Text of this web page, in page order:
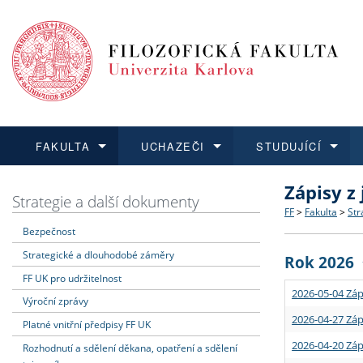
FAKULTA
Dozvědět se více
Struktura
Strategie
Podpora
UCHAZEČI
Podat přihlášku
Co
Učitelské
STUDUJÍCÍ
Dozvědět se více
Rigorózní
Dozvědět se více
O vědě a
Granty a
Dozvědět se více
Aktuální
Strategie a další dokumenty
Bezpečnost
Strategické a dlouhodobé záměry
FF UK pro udržitelnost
Výroční zprávy
Platné vnitřní předpisy FF UK
Rozhodnutí a sdělení děkana, opatření a sdělení
Zápisy
FF > Fakulta >
Rok 2026
2026-05-04
2026-04-27
2026-04-20